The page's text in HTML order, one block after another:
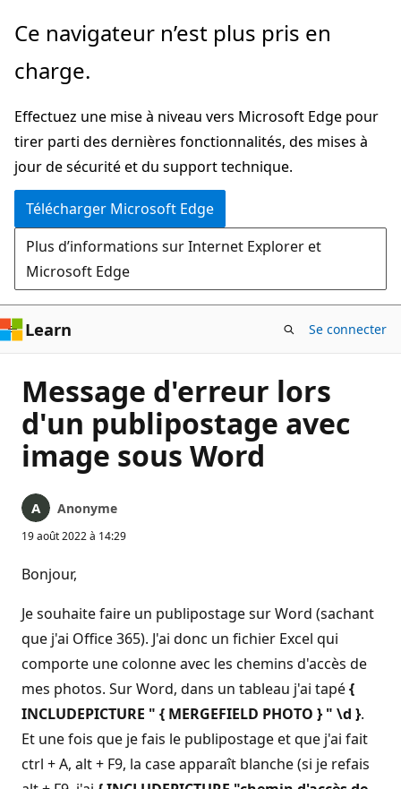
Passer
directement
au
principal
Ce navigateur n’est plus pris en
charge.
Effectuez une mise à niveau vers Microsoft Edge pour
tirer parti des dernières fonctionnalités, des mises à
jour de sécurité et du support technique.
Télécharger Microsoft Edge
Plus d’informations sur Internet Explorer et
Microsoft Edge
Learn Se connecter
Message d'erreur lors
d'un publipostage avec
image sous Word
Anonyme
19 août 2022 à 14:29
Bonjour,
Je souhaite faire un publipostage sur Word (sachant
que j'ai Office 365). J'ai donc un fichier Excel qui
comporte une colonne avec les chemins d'accès de
mes photos. Sur Word, dans un tableau j'ai tapé{
INCLUDEPICTURE " { MERGEFIELD PHOTO } " \d }.
Et une fois que je fais le publipostage et que j'ai fait
ctrl + A, alt + F9, la case apparaît blanche (si je refais